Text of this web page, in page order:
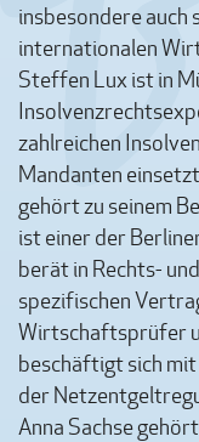
insbesondere auch
internationalen
Steffen Lux ist in
zahlreichen
Mandanten
gehört zu seinem
ist einer der
berät in Rechts-
spezifischen
Wirtschaftsprüfer
beschäftigt sich
der
Anna Sachse